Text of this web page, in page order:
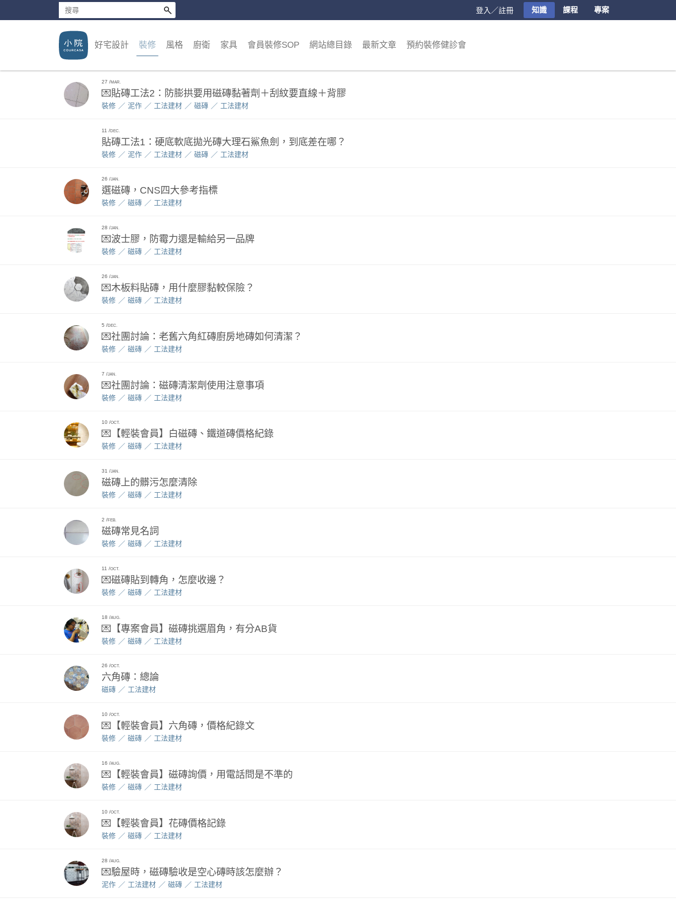
登入／註冊 知識 課程 專案
好宅設計 裝修 風格 廚衛 家具 會員裝修SOP 網站總目錄 最新文章 預約裝修健診會
27 MAR.
💌貼磚工法2：防膨拱要用磁磚黏著劑＋刮紋要直線＋背膠
裝修 泥作 工法建材 磁磚 工法建材
11 DEC.
貼磚工法1：硬底軟底拋光磚大理石鯊魚劍，到底差在哪？
裝修 泥作 工法建材 磁磚 工法建材
26 JAN.
選磁磚，CNS四大參考指標
裝修 磁磚 工法建材
28 JAN.
💌波士膠，防霉力還是輸給另一品牌
裝修 磁磚 工法建材
26 JAN.
💌木板料貼磚，用什麼膠黏較保險？
裝修 磁磚 工法建材
5 DEC.
💌社團討論：老舊六角紅磚廚房地磚如何清潔？
裝修 磁磚 工法建材
7 JAN.
💌社團討論：磁磚清潔劑使用注意事項
裝修 磁磚 工法建材
10 OCT.
💌【輕裝會員】白磁磚、鐵道磚價格紀錄
裝修 磁磚 工法建材
31 JAN.
磁磚上的髒污怎麼清除
裝修 磁磚 工法建材
2 FEB.
磁磚常見名詞
裝修 磁磚 工法建材
11 OCT.
💌磁磚貼到轉角，怎麼收邊？
裝修 磁磚 工法建材
18 AUG.
💌【專案會員】磁磚挑選眉角，有分AB貨
裝修 磁磚 工法建材
26 OCT.
六角磚：總論
磁磚 工法建材
10 OCT.
💌【輕裝會員】六角磚，價格紀錄文
裝修 磁磚 工法建材
16 AUG.
💌【輕裝會員】磁磚詢價，用電話問是不準的
裝修 磁磚 工法建材
10 OCT.
💌【輕裝會員】花磚價格記錄
裝修 磁磚 工法建材
28 AUG.
💌驗屋時，磁磚驗收是空心磚時該怎麼辦？
泥作 工法建材 磁磚 工法建材